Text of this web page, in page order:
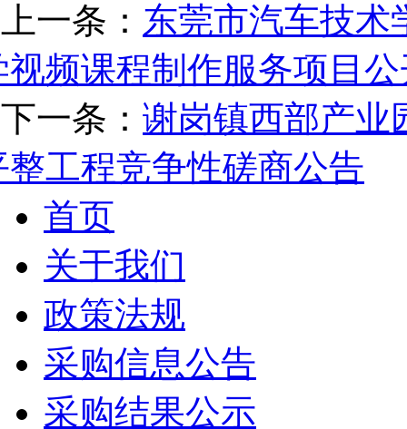
上一条： 东莞市汽车技术
视频课程制作服务项目
下一条： 谢岗镇西部产业
整工程竞争性磋商公告
首页
关于我们
政策法规
采购信息公告
采购结果公示